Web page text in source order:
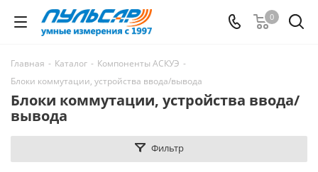
0
Главная - Каталог - Компоненты АСКУЭ -
Блоки коммутации, устройства ввода/вывода
Блоки коммутации, устройства ввода/
вывода
Фильтр